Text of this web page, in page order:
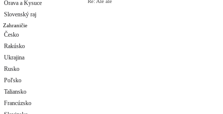
Orava a Kysuce
Slovenský raj
Zahraničie
Česko
Rakúsko
Ukrajina
Rusko
Poľsko
Taliansko
Francúzsko